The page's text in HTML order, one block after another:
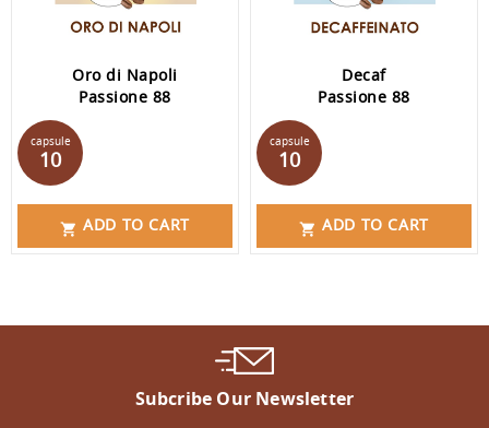
Oro di Napoli
Passione 88
capsule
10
 ADD TO CART
Decaf
Passione 88
capsule
10
 ADD TO CART
Subcribe Our Newsletter